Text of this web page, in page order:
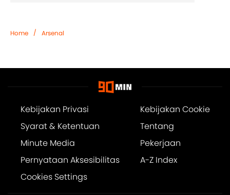
Home / Arsenal
Kebijakan Privasi
Kebijakan Cookie
Syarat & Ketentuan
Tentang
Minute Media
Pekerjaan
Pernyataan Aksesibilitas
A-Z Index
Cookies Settings